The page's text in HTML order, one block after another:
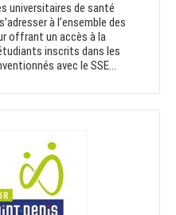
universitaires de santé
à l’ensemble des
offrant un accès à la
inscrits dans les
avec le SSE...